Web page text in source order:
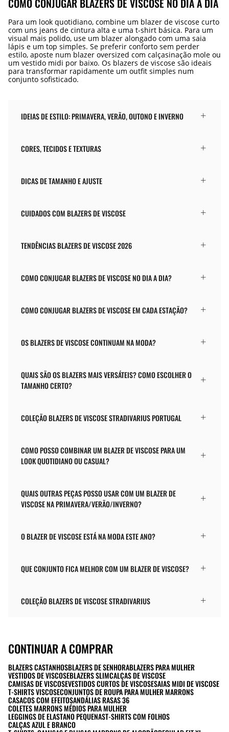
Para um look quotidiano, combine um blazer de viscose curto
com uns jeans de cintura alta e uma t-shirt básica. Para um
visual mais polido, use um blazer alongado com uma saia
lápis e um top simples. Se preferir conforto sem perder
estilo, aposte num blazer oversized com calçasinação mole ou
um vestido midi por baixo. Os blazers de viscose são ideais
para transformar rapidamente um outfit simples num
conjunto sofisticado.
IDEIAS DE ESTILO: PRIMAVERA, VERÃO, OUTONO E INVERNO
CORES, TECIDOS E TEXTURAS
DICAS DE TAMANHO E AJUSTE
CUIDADOS COM BLAZERS DE VISCOSE
TENDÊNCIAS BLAZERS DE VISCOSE 2026
COMO CONJUGAR BLAZERS DE VISCOSE NO DIA A DIA?
COMO CONJUGAR BLAZERS DE VISCOSE EM CADA ESTAÇÃO?
OS BLAZERS DE VISCOSE CONTINUAM NA MODA?
QUAIS SÃO OS BLAZERS MAIS VERSÁTEIS? COMO ESCOLHER O
TAMANHO CERTO?
COLEÇÃO BLAZERS DE VISCOSE STRADIVARIUS PORTUGAL
COMO POSSO COMBINAR UM BLAZER DE VISCOSE PARA UM
LOOK QUOTIDIANO OU CASUAL?
QUAIS OUTRAS PEÇAS POSSO USAR COM UM BLAZER DE
VISCOSE NA PRIMAVERA/VERÃO/INVERNO?
O BLAZER DE VISCOSE ESTÁ NA MODA ESTE ANO?
QUE CONJUNTO FICA MELHOR COM UM BLAZER DE VISCOSE?
COLEÇÃO BLAZERS DE VISCOSE STRADIVARIUS
CONTINUAR A COMPRAR
BLAZERS CASTANHOSBLAZERS DE SENHORABLAZERS PARA MULHER
VESTIDOS DE VISCOSEBLAZERS SLIMCALÇAS DE VISCOSE
CAMISAS DE VISCOSEVESTIDOS CURTOS DE VISCOSESAIAS MIDI DE VISCOSE
T-SHIRTS VISCOSECONJUNTOS DE ROUPA PARA MULHER MARRONS
CASACOS COM EFEITOSANDÁLIAS RASAS 36
COLETES MARRONS MÉDIOS PARA MULHER
LEGGINGS DE ELASTANO PEQUENAST-SHIRTS COM FOLHOS
CALÇAS AZUL E BRANCO